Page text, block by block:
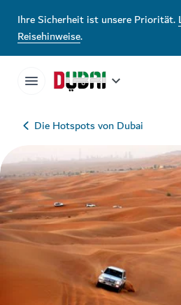
Ihre Sicherheit ist unsere Priorität.
Reisehinweise.
Die Hotspots von Dubai